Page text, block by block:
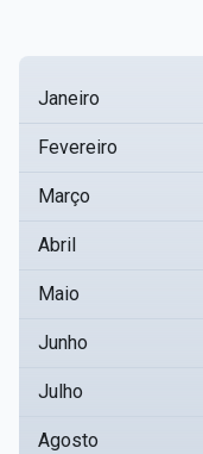
Janeiro
Fevereiro
Março
Abril
Maio
Junho
Julho
Agosto